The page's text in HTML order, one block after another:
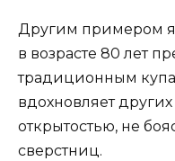
Другим примером
в возрасте 80 лет
традиционным
вдохновляет
открытостью, не
сверстниц.